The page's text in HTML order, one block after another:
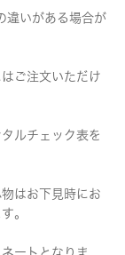
違いがある場合が
ご注文いただけ
ルチェック表を
はお下見時にお
。
ートとなりま